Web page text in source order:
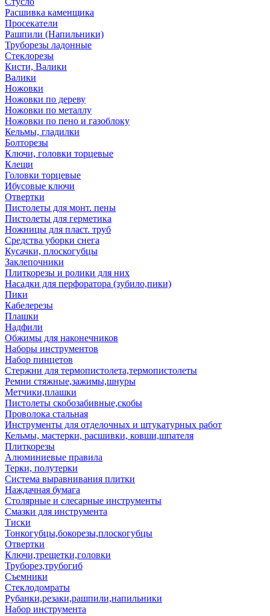
Расшивка каменщика
Просекатели
Рашпили (Напильники)
Труборезы ладонные
Стеклорезы
Кисти, Валики
Валики
Ножовки
Ножовки по дереву
Ножовки по металлу
Ножовки по пено и газоблоку
Кельмы, гладилки
Болторезы
Ключи, головки торцевые
Клещи
Головки торцевые
Ибусовые ключи
Отвертки
Пистолеты для монт. пены
Пистолеты для герметика
Ножницы для пласт. труб
Средства уборки снега
Кусачки, плоскогубцы
Заклепочники
Плиткорезы и ролики для них
Насадки для перфоратора (зубило,пики)
Пики
Кабелерезы
Плашки
Надфили
Обжимы для наконечников
Наборы инструментов
Набор пинцетов
Стержни для термопистолета,термопистолеты
Ремни стяжные,зажимы,шнуры
Метчики,плашки
Пистолеты скобозабивные,скобы
Проволока стальная
Инструменты для отделочных и штукатурных работ
Кельмы, мастерки, расшивки, ковши,шпателя
Плиткорезы
Алюминиевые правила
Терки, полутерки
Система выравнивания плитки
Наждачная бумага
Столярные и слесарные инструменты
Смазки для инструмента
Тиски
Тонкогубцы,бокорезы,плоскогубцы
Отвертки
Ключи,трещетки,головки
Труборез,трубогиб
Съемники
Стеклодомраты
Рубанки,резаки,рашпили,напильники
Набор инструмента